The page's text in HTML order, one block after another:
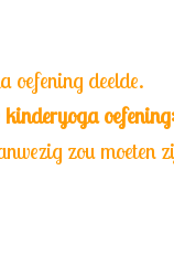
oefening deelde.
kinderyoga
zou moeten